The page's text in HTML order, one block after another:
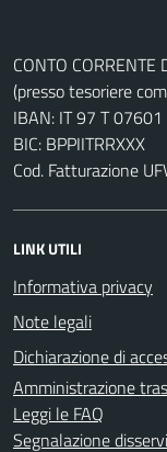
CONTO CORRENTE
(presso tesoriere
IBAN: IT 97 T
BIC: BPPIITRRXXX
Cod. Fatturazione
LINK UTILI
Informativa privacy
Note legali
Dichiarazione di
Amministrazione
Leggi le FAQ
Segnalazione